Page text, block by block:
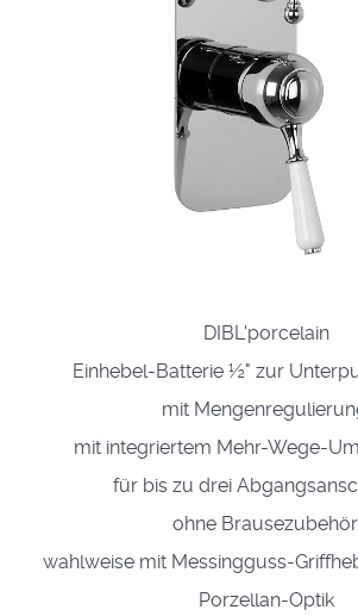
DIBL'porcelain
Einhebel-Batterie ½" zur
mit
mit integriertem Mehr-Wege-
für bis zu drei
ohne
wahlweise mit Messingguss-
Porzellan-Optik